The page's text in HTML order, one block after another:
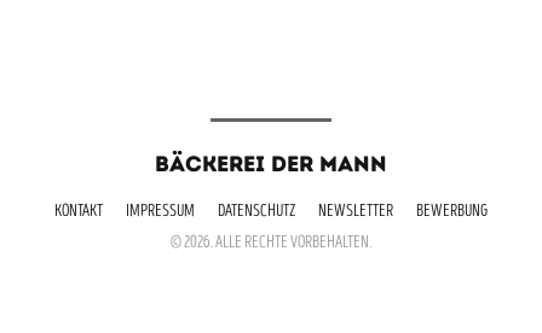
BÄCKEREI DER MANN
KONTAKT IMPRESSUM DATENSCHUTZ NEWSLETTER
BEWERBUNG
© 2026. ALLE RECHTE VORBEHALTEN.